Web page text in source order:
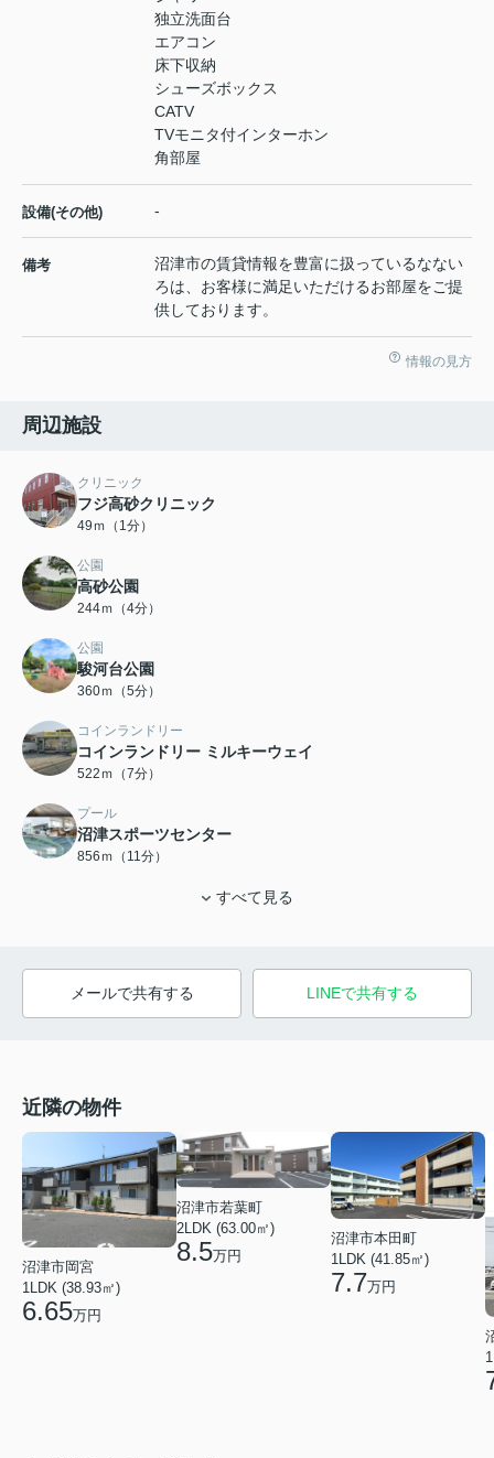
独立洗面台
エアコン
床下収納
シューズボックス
CATV
TVモニタ付インターホン
角部屋
設備(その他) -
備考
沼津市の賃貸情報を豊富に扱っているなない
ろは、お客様に満足いただけるお部屋をご提
供しております。
情報の見方
周辺施設
クリニック
フジ高砂クリニック
49ｍ（1分）
公園
高砂公園
244ｍ（4分）
公園
駿河台公園
360ｍ（5分）
コインランドリー
コインランドリー ミルキーウェイ
522ｍ（7分）
プール
沼津スポーツセンター
856ｍ（11分）
すべて見る
メールで共有する LINEで共有する
近隣の物件
沼津市岡宮
1LDK (38.93㎡)
6.65万円
沼津市若葉町
2LDK (63.00㎡)
8.5万円
沼津市本田町
1LDK (41.85㎡)
7.7万円